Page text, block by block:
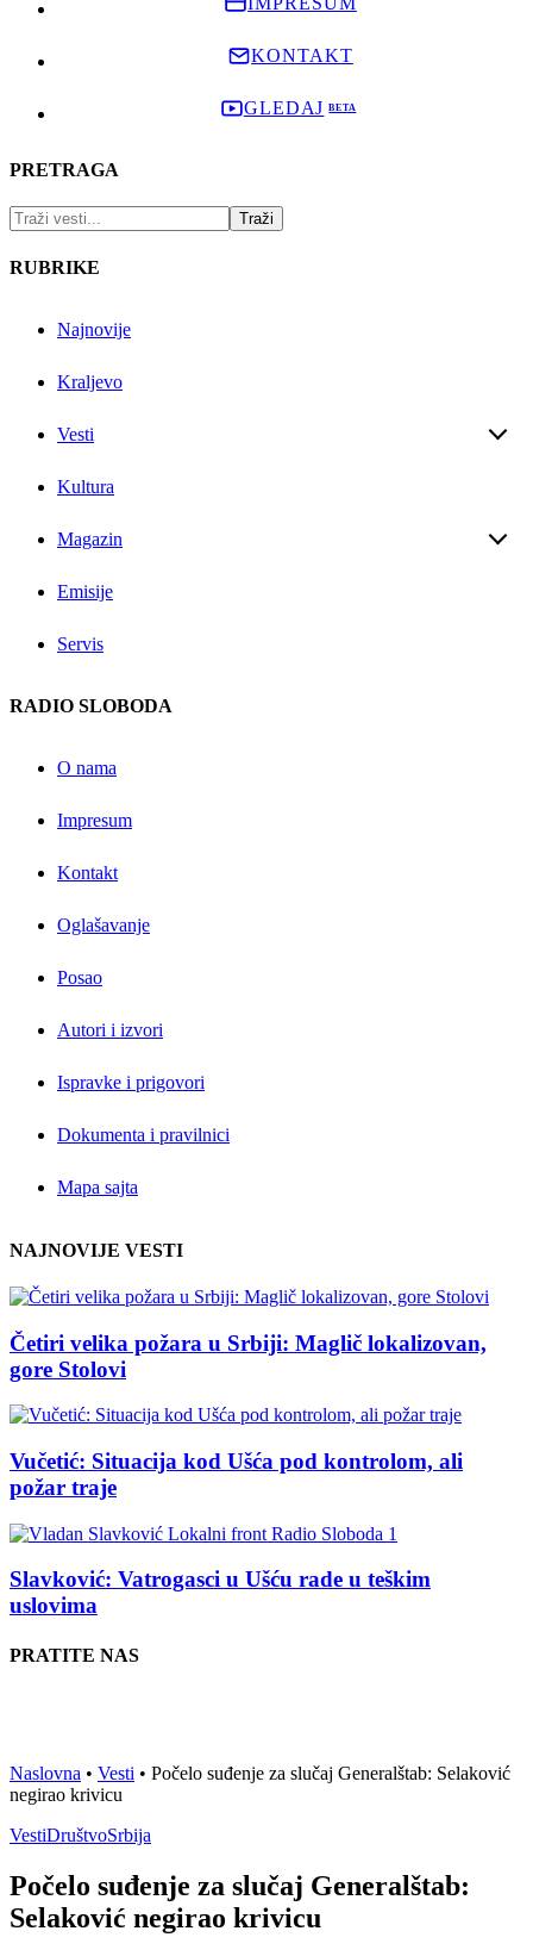
KONTAKT
GLEDAJ
PRETRAGA
RUBRIKE
Najnovije
Kraljevo
Vesti
Kultura
Magazin
Emisije
Servis
RADIO SLOBODA
O nama
Impresum
Kontakt
Oglašavanje
Posao
Autori i izvori
Ispravke i prigovori
Dokumenta i pravilnici
Mapa sajta
NAJNOVIJE VESTI
Četiri velika požara u Srbiji: Maglič lokalizovan,
gore Stolovi
Vučetić: Situacija kod Ušća pod kontrolom, ali
požar traje
Slavković: Vatrogasci u Ušću rade u teškim
uslovima
PRATITE NAS
Naslovna • Vesti • Počelo suđenje za slučaj Generalštab: Selaković
negirao krivicu
VestiDruštvoSrbija
Počelo suđenje za slučaj Generalštab:
Selaković negirao krivicu